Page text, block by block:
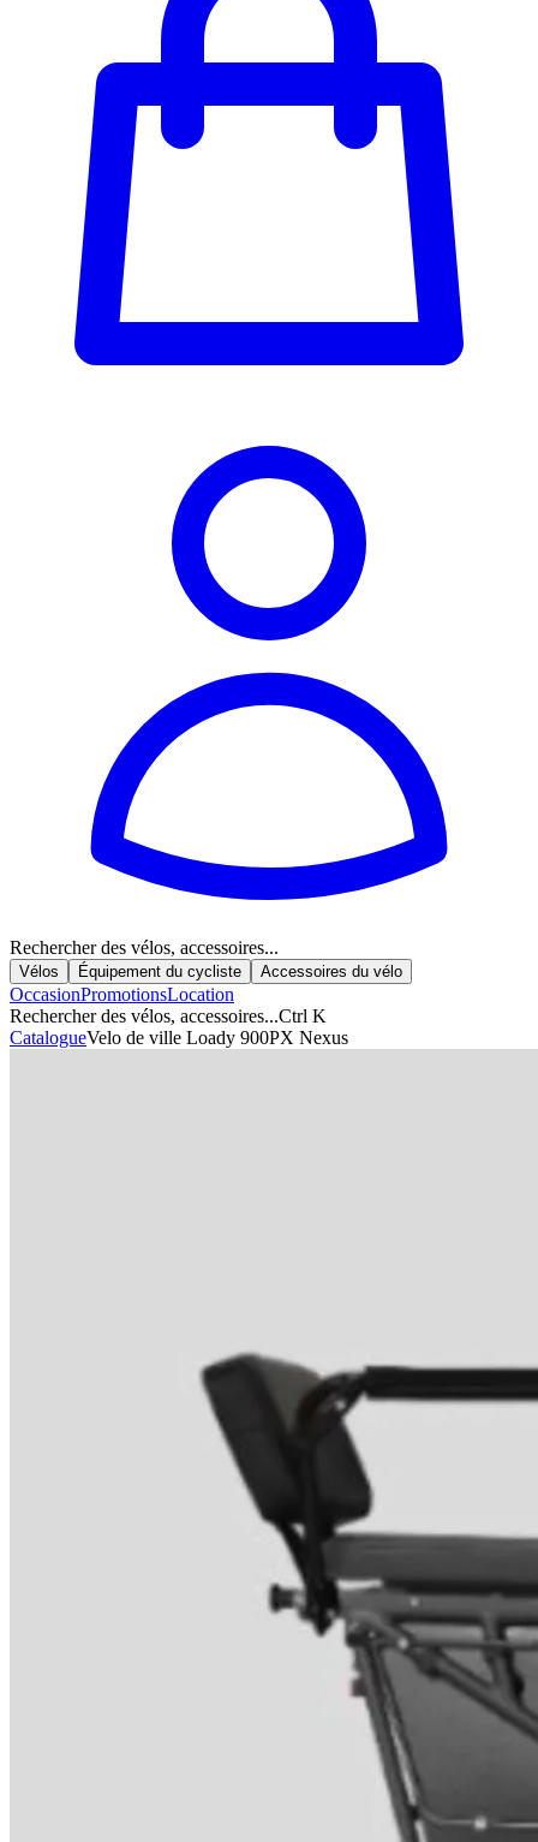
Rechercher des vélos, accessoires...
Vélos Équipement du cycliste Accessoires du vélo
OccasionPromotionsLocation
Rechercher des vélos, accessoires...Ctrl K
CatalogueVelo de ville Loady 900PX Nexus